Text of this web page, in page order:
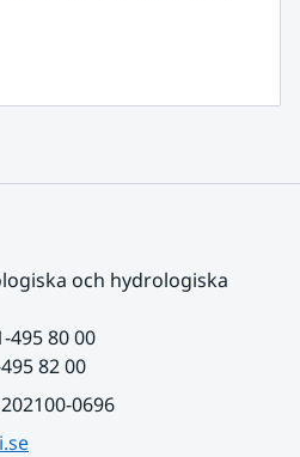
och hydrologiska
495 80 00
82 00
0696